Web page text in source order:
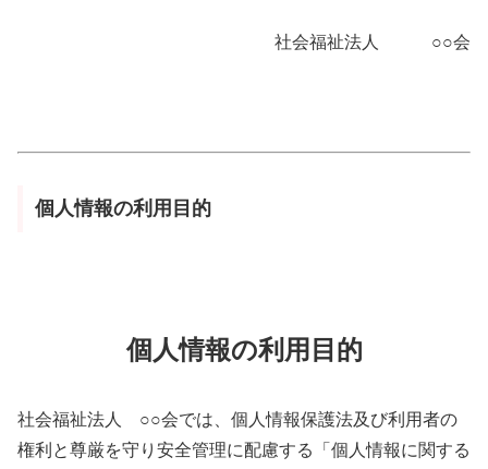
社会福祉法人 ○○会
個人情報の利用目的
個人情報の利用目的
社会福祉法人 ○○会では、個人情報保護法及び利用者の
権利と尊厳を守り安全管理に配慮する「個人情報に関する